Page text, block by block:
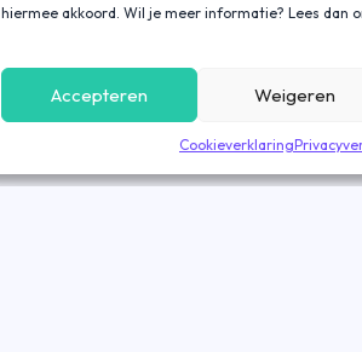
hiermee akkoord. Wil je meer informatie? Lees dan
Accepteren Weigeren
Cookieverklaring